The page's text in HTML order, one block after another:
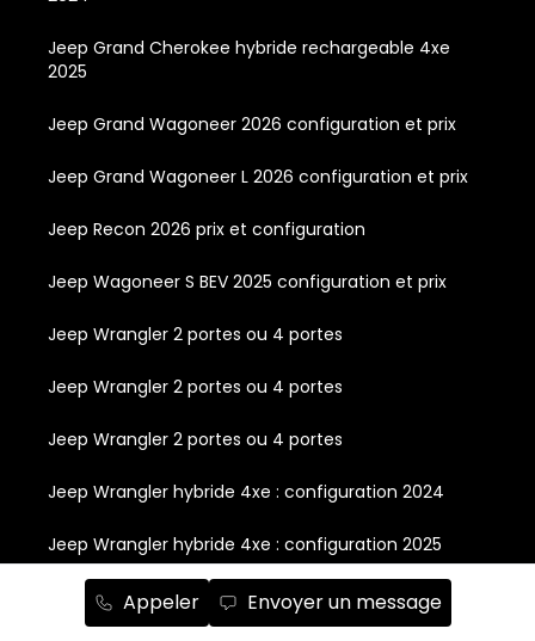
Appeler Envoyer un message
Jeep Grand Cherokee hybride rechargeable 4xe
2025
Jeep Grand Wagoneer 2026 configuration et prix
Jeep Grand Wagoneer L 2026 configuration et prix
Jeep Recon 2026 prix et configuration
Jeep Wagoneer S BEV 2025 configuration et prix
Jeep Wrangler 2 portes ou 4 portes
Jeep Wrangler 2 portes ou 4 portes
Jeep Wrangler 2 portes ou 4 portes
Jeep Wrangler hybride 4xe : configuration 2024
Jeep Wrangler hybride 4xe : configuration 2025
Nouveau pickup Ram 1500 : prix neuf et
configuration